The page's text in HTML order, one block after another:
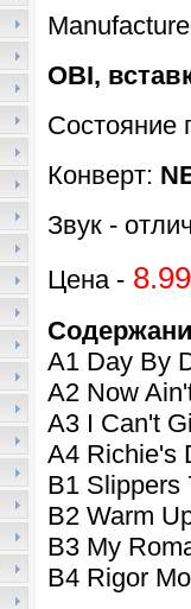
OBI,
Состояние
Конверт:
Звук -
Цена -
A1 Day By
A2 Now
A3 I Can't
A4 Richie's
B1 Slippers
B2 Warm
B3 My
B4 Rigor